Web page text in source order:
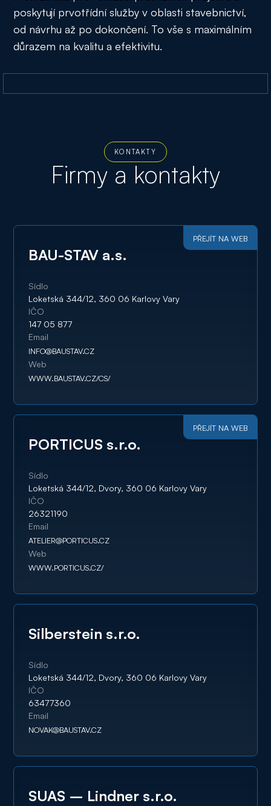
poskytují prvotřídní služby v oblasti stavebnictví,
od návrhu až po dokončení. To vše s maximálním
důrazem na kvalitu a efektivitu.
KONTAKTY
Firmy a kontakty
PŘEJÍT NA WEB
BAU-STAV a.s.
Sídlo
Loketská 344/12, 360 06 Karlovy Vary
IČO
147 05 877
Email
INFO@BAUSTAV.CZ
Web
WWW.BAUSTAV.CZ/CS/
PŘEJÍT NA WEB
PORTICUS s.r.o.
Sídlo
Loketská 344/12, Dvory, 360 06 Karlovy Vary
IČO
26321190
Email
ATELIER@PORTICUS.CZ
Web
WWW.PORTICUS.CZ/
Silberstein s.r.o.
Sídlo
Loketská 344/12, Dvory, 360 06 Karlovy Vary
IČO
63477360
Email
NOVAK@BAUSTAV.CZ
SUAS – Lindner s.r.o.